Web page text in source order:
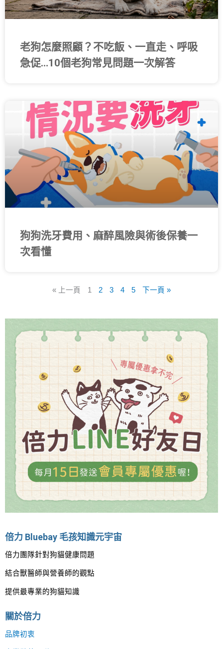
老狗怎麼照顧？不吃飯、一直走、呼吸
急促…10個老狗常見問題一次解答
狗狗洗牙費用、麻醉風險與術後保養一
次看懂
« 上一頁 1 2 3 4 5 下一頁 »
倍力 Bluebay 毛孩知識元宇宙
倍力團隊針對狗貓健康問題
結合獸醫師與營養師的觀點
提供最專業的狗貓知識
關於倍力
品牌初衷